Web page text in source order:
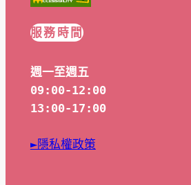
服務時間
週一至週五
09:00-12:00
13:00-17:00
►隱私權政策